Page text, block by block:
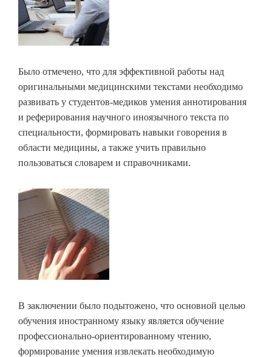
Было отмечено, что для эффективной работы над
оригинальными медицинскими текстами необходимо
развивать у студентов-медиков умения аннотирования
и реферирования научного иноязычного текста по
специальности, формировать навыки говорения в
области медицины, а также учить правильно
пользоваться словарем и справочниками.
В заключении было подытожено, что основной целью
обучения иностранному языку является обучение
профессионально-ориентированному чтению,
формирование умения извлекать необходимую